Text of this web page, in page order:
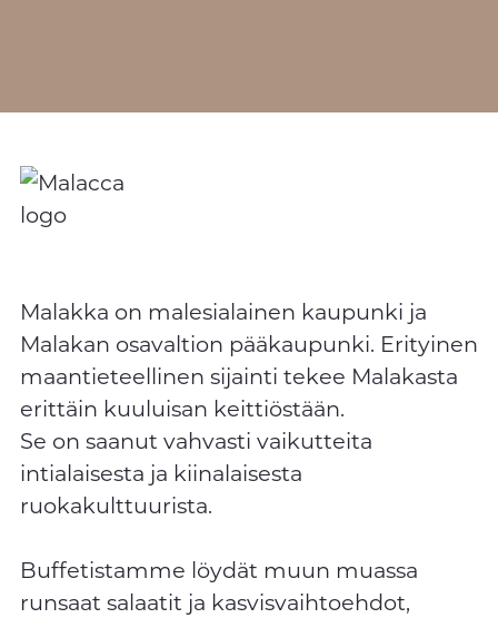
Malakka on malesialainen kaupunki ja
Malakan osavaltion pääkaupunki. Erityinen
maantieteellinen sijainti tekee Malakasta
erittäin kuuluisan keittiöstään.
Se on saanut vahvasti vaikutteita
intialaisesta ja kiinalaisesta
ruokakulttuurista.
Buffetistamme löydät muun muassa
runsaat salaatit ja kasvisvaihtoehdot,